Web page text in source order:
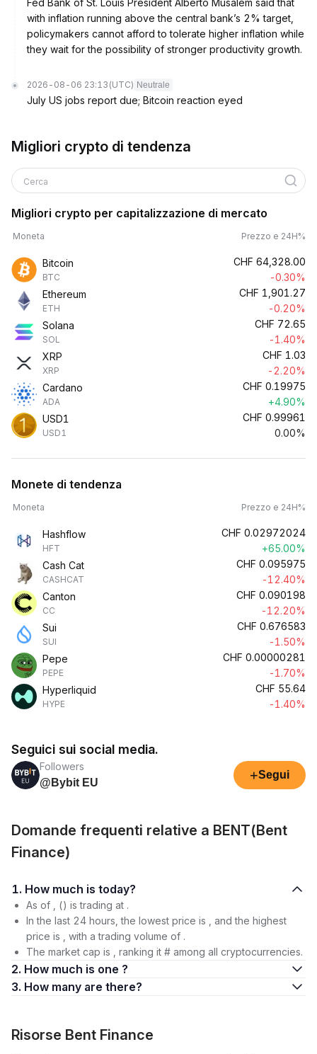
Fed Bank of St. Louis President Alberto Musalem said that
with inflation running above the central bank’s 2% target,
policymakers cannot afford to tolerate higher inflation while
they wait for the possibility of stronger productivity growth.
2026-08-06 23:13 (UTC) Neutrale
July US jobs report due; Bitcoin reaction eyed
Migliori crypto di tendenza
Cerca
Migliori crypto per capitalizzazione di mercato
Moneta Prezzo e 24H%
Bitcoin
BTC
CHF 64,328.00
-0.30%
Ethereum
ETH
CHF 1,901.27
-0.20%
Solana
SOL
CHF 72.65
-1.40%
XRP
XRP
CHF 1.03
-2.20%
Cardano
ADA
CHF 0.19975
+4.90%
USD1
USD1
CHF 0.99961
0.00%
Monete di tendenza
Moneta Prezzo e 24H%
Hashflow
HFT
CHF 0.02972024
+65.00%
Cash Cat
CASHCAT
CHF 0.095975
-12.40%
Canton
CC
CHF 0.090198
-12.20%
Sui
SUI
CHF 0.676583
-1.50%
Pepe
PEPE
CHF 0.00000281
-1.70%
Hyperliquid
HYPE
CHF 55.64
-1.40%
Seguici sui social media.
Followers
@Bybit EU
+Segui
Domande frequenti relative a BENT(Bent
Finance)
1. How much is today?
As of , () is trading at .
In the last 24 hours, the lowest price is , and the highest
price is , with a trading volume of .
The market cap is , ranking it # among all cryptocurrencies.
2. How much is one ?
3. How many are there?
Risorse Bent Finance